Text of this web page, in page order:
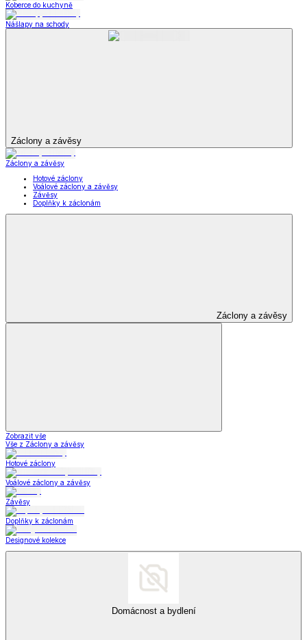
Koberce do kuchyně
Nášlapy na schody
Záclony a závěsy
Záclony a závěsy
Hotové záclony
Voálové záclony a závěsy
Závěsy
Doplňky k záclonám
Záclony a závěsy
Zobrazit vše
Vše z Záclony a závěsy
Hotové záclony
Voálové záclony a závěsy
Závěsy
Doplňky k záclonám
Designové kolekce
Domácnost a bydlení